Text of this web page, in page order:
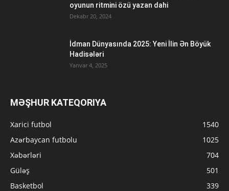
oyunun ritmini özü yazan dahi
Dekabr 20, 2024
İdman Dünyasında 2025: Yeni İlin Ən Böyük
Hadisələri
Yanvar 4, 2025
MƏŞHUR KATEQORIYA
Xarici futbol
1540
Azərbaycan futbolu
1025
Xəbərləri
704
Güləş
501
Basketbol
339